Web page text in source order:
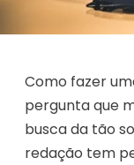
Como fazer
pergunta que
busca da tão
redação tem